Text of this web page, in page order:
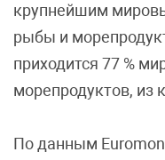
крупнейшим
рыбы и
приходится 77 %
морепродуктов, из
По данным